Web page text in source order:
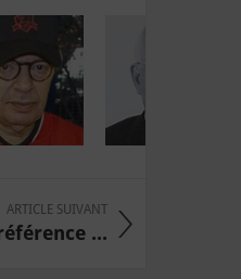
ARTICLE SUIVANT
...